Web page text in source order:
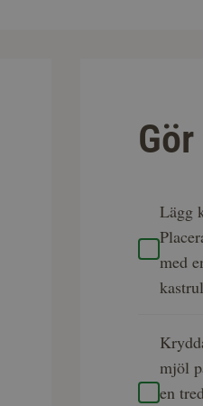
Lägg
med
mjöl
en